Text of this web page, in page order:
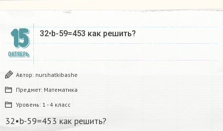
15
ОКТЯБРЬ
32•b-59=453 как решить?
Автор: nurshatkibashe
Предмет: Математика
Уровень: 1 - 4 класс
32•b-59=453 как решить?